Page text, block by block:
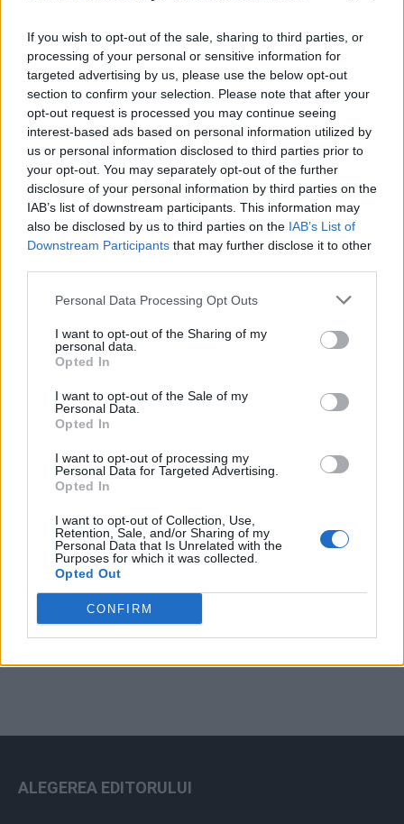
If you wish to opt-out of the sale, sharing to third parties, or
processing of your personal or sensitive information for
targeted advertising by us, please use the below opt-out
section to confirm your selection. Please note that after your
opt-out request is processed you may continue seeing
interest-based ads based on personal information utilized by
us or personal information disclosed to third parties prior to
your opt-out. You may separately opt-out of the further
disclosure of your personal information by third parties on the
IAB’s list of downstream participants. This information may
also be disclosed by us to third parties on the IAB’s List of
Downstream Participants that may further disclose it to other
Personal Data Processing Opt Outs
I want to opt-out of the Sharing of my
personal data.
Opted In
I want to opt-out of the Sale of my
Personal Data.
Opted In
I want to opt-out of processing my
Personal Data for Targeted Advertising.
Opted In
I want to opt-out of Collection, Use,
Retention, Sale, and/or Sharing of my
Personal Data that Is Unrelated with the
Purposes for which it was collected.
Opted Out
CONFIRM
POT (Gavrilă)
PACE (Peia)
Acțiunea Conservatoare (Târziu)
PDF (Lazarus)
PUSL (D. Voiculescu)
PNȚCD (Pavelescu)
PNCR (Terheș)
Partidul Patrioților (Surugiu)
Arhiva sondajelor
ad
ALEGEREA EDITORULUI